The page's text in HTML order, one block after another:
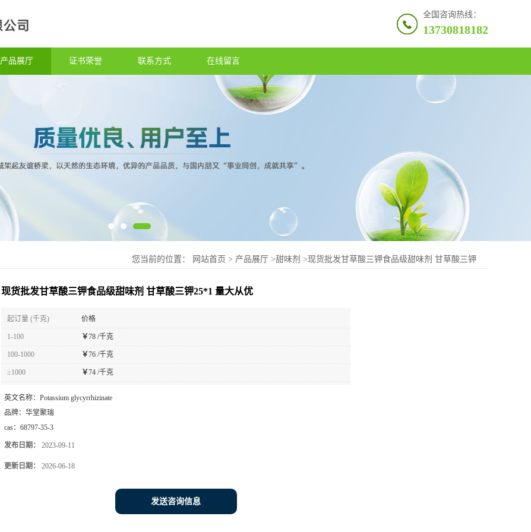
全国咨询热线：
13730818182
产品展厅 证书荣誉 联系方式 在线留言
您当前的位置： 网站首页 > 产品展厅 >甜味剂 >现货批发甘草酸三钾食品级甜味剂 甘草酸三钾
现货批发甘草酸三钾食品级甜味剂 甘草酸三钾25*1 量大从优
起订量 (千克) 价格
1-100 ￥78 /千克
100-1000 ￥76 /千克
≥1000 ￥74 /千克
英文名称： Potassium glycyrrhizinate
品牌： 华堂聚瑞
cas： 68797-35-3
发布日期： 2023-09-11
更新日期： 2026-06-18
发送咨询信息